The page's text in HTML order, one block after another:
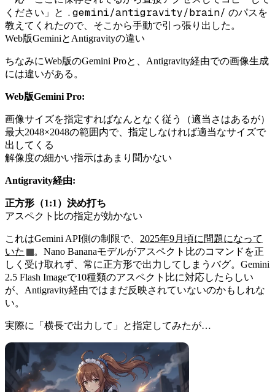
ください」と .gemini/antigravity/brain/ のパスを
教えてくれたので、そこから手動で引っ張り出した。
Web版GeminiとAntigravityの違い
ちなみにWeb版のGemini Proと、Antigravity経由での画像生成
には違いがある。
Web版Gemini Pro:
画像サイズを指定すればなんとなく従う（適当さはあるが）
最大2048×2048の範囲内で、指定しなければ適当なサイズで
出してくる
解像度の細かい指示はあまり聞かない
Antigravity経由:
正方形（1:1）決め打ち
アスペクト比の指定が効かない
これはGemini API側の制限で、 2025年9月頃に問題になって
いた
。Nano Bananaモデルがアスペクト比のコマンドを正
しく受け取れず、常に正方形で出力してしまうバグ。Gemini
2.5 Flash Imageで10種類のアスペクト比に対応したらしい
が、Antigravity経由ではまだ反映されていないのかもしれな
い。
実際に「横長で出力して」と指定してみたが…